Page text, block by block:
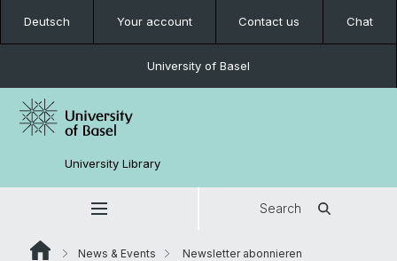
Deutsch Your account Contact us Chat
University of Basel
University Library
Search
News & Events Newsletter abonnieren